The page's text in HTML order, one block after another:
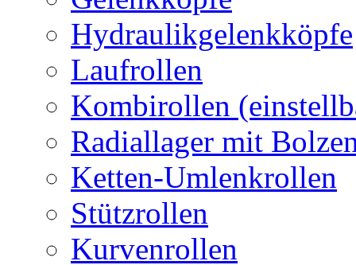
Hydraulikgelenkköpfe
Laufrollen
Kombirollen
Radiallager mit
Ketten-Umlenkrollen
Stützrollen
Kurvenrollen